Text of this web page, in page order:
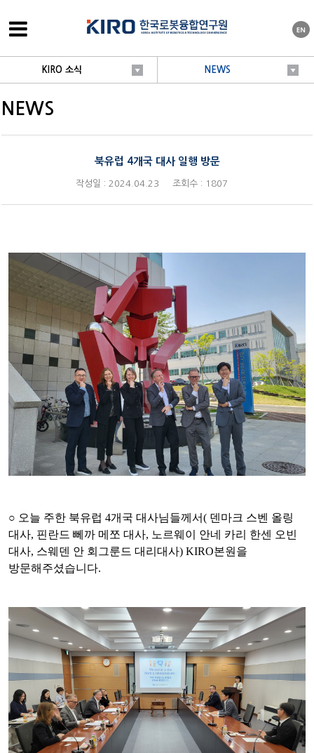
KIRO 소식 NEWS
NEWS
북유럽 4개국 대사 일행 방문
작성일 : 2024.04.23 조회수 : 1807
○ 오늘 주한 북유럽 4개국 대사님들께서( 덴마크 스벤 올링
대사, 핀란드 뻬까 메쪼 대사, 노르웨이 안네 카리 한센 오빈
대사, 스웨덴 안 회그룬드 대리대사) KIRO본원을
방문해주셨습니다.